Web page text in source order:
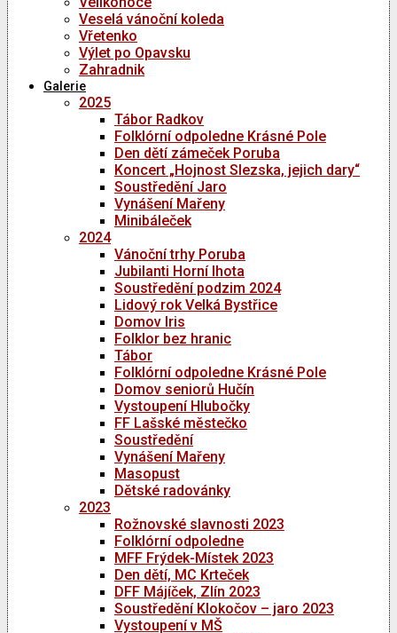
Veselá vánoční koleda
Vřetenko
Výlet po Opavsku
Zahradnik
Galerie
2025
Tábor Radkov
Folklórní odpoledne Krásné Pole
Den dětí zámeček Poruba
Koncert „Hojnost Slezska, jejich dary“
Soustředění Jaro
Vynášení Mařeny
Minibáleček
2024
Vánoční trhy Poruba
Jubilanti Horní lhota
Soustředění podzim 2024
Lidový rok Velká Bystřice
Domov Iris
Folklor bez hranic
Tábor
Folklórní odpoledne Krásné Pole
Domov seniorů Hučín
Vystoupení Hlubočky
FF Lašské městečko
Soustředění
Vynášení Mařeny
Masopust
Dětské radovánky
2023
Rožnovské slavnosti 2023
Folklórní odpoledne
MFF Frýdek-Místek 2023
Den dětí, MC Krteček
DFF Májíček, Zlín 2023
Soustředění Klokočov – jaro 2023
Vystoupení v MŠ